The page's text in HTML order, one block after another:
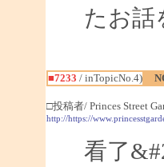
たお話
■7233 / inTopicNo.4)
□投稿者/ Princes Street
http://https://
看了